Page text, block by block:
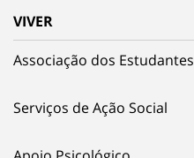
VIVER
Associação dos Estudantes
Serviços de Ação Social